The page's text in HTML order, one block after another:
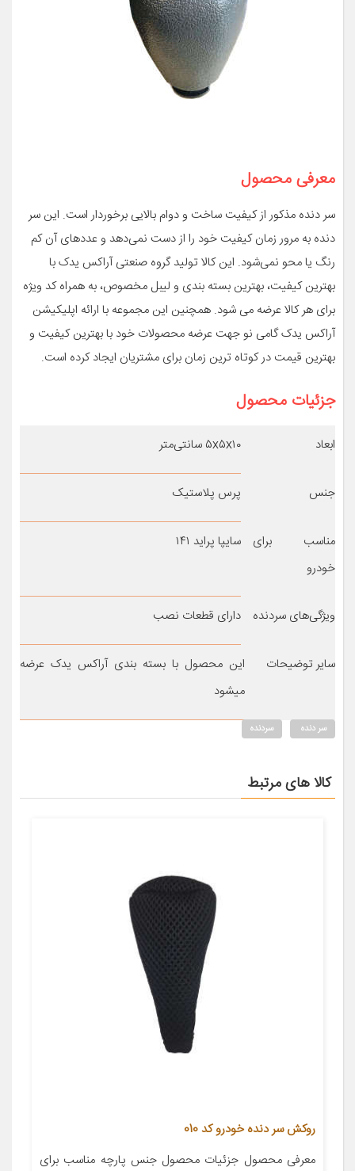
معرفی محصول
سر دنده مذکور از کیفیت ساخت و دوام بالایی برخوردار است. این سر
دنده به مرور زمان کیفیت خود را از دست نمی‌دهد و عدد‌های آن کم
رنگ یا محو نمی‌شود. این کالا تولید گروه صنعتی آراکس یدک با
بهترین کیفیت، بهترین بسته بندی و لیبل مخصوص، به همراه کد ویژه
برای هر کالا عرضه می شود. همچنین این مجموعه با ارائه اپلیکیشن
آراکس یدک گامی نو جهت عرضه محصولات خود با بهترین کیفیت و
بهترین قیمت در کوتاه ترین زمان برای مشتریان ایجاد کرده است.
جزئیات محصول
ابعاد ۵x۵x۱۰ سانتی‌متر
جنس پرس پلاستیک
مناسب برای
خودرو
سایپا پراید ۱۴۱
ویژگی‌های سردنده دارای قطعات نصب
سایر توضیحات
این محصول با بسته بندی آراکس یدک عرضه
میشود
سر دنده سردنده
کالا های مرتبط
روکش سر دنده خودرو کد 010
معرفی محصول جزئیات محصول جنس پارچه مناسب برای